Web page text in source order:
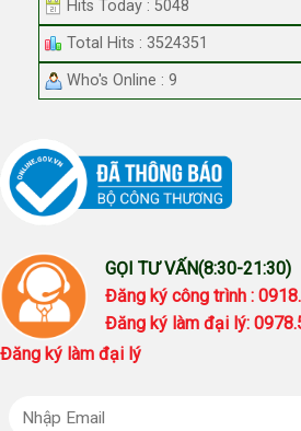
Hits Today : 5048
Total Hits : 3524351
Who's Online : 9
GỌI TƯ VẤN(8:30-21:30)
Đăng ký công trình :
Đăng ký làm đại lý:
Đăng ký làm đại lý